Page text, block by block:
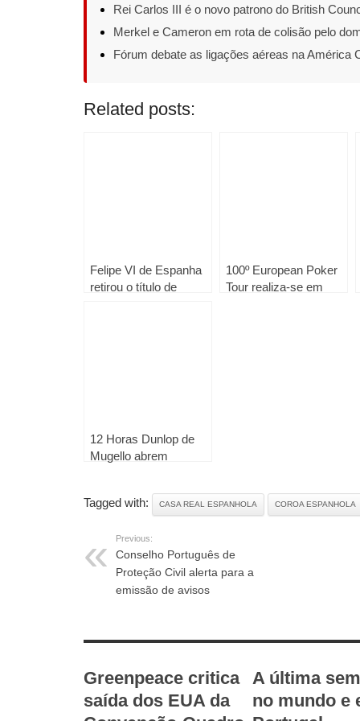
Rei Carlos III é o novo patrono do British
Merkel e Cameron em rota de colisão pelo
Fórum debate as ligações aéreas na América
Related posts:
Felipe VI de Espanha
retirou o título de
100º European Poker
Tour realiza-se em
12 Horas Dunlop de
Mugello abrem
Tagged with:
CASA REAL ESPANHOLA COROA ESPANHOLA
Previous:
Conselho Português de
Proteção Civil alerta para a
emissão de avisos
Greenpeace critica
saída dos EUA da
A última
no mundo e